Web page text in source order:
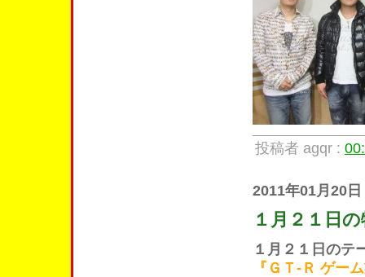
投稿者 agqr :
2011年01月20日
１月２１日
１月２１日のテ
『ＧＴ-Ｒ ゲー